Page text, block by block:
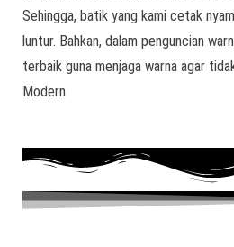
Sehingga, batik yang kami cetak
luntur. Bahkan, dalam penguncian
terbaik guna menjaga warna agar
Modern